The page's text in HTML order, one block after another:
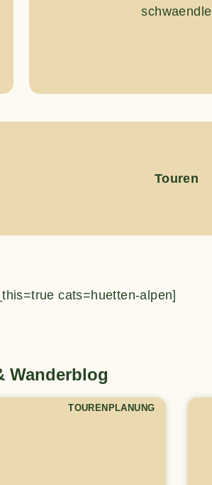
schwaendle
Touren
cats=huetten-alpen]
Wanderblog
TOURENPLANUNG